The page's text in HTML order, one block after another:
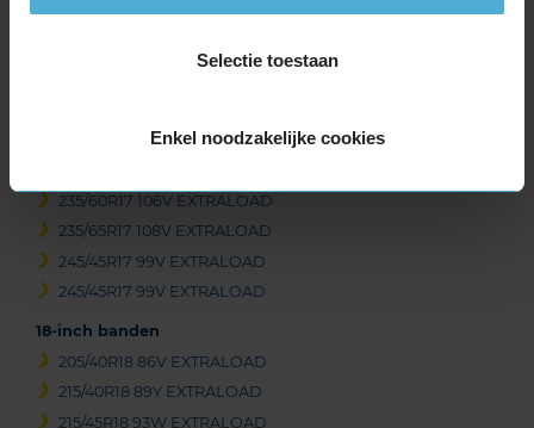
Selectie toestaan
Enkel noodzakelijke cookies
225/55R17 97H
235/55R17 103V EXTRALOAD
235/60R17 106V EXTRALOAD
235/65R17 108V EXTRALOAD
245/45R17 99V EXTRALOAD
245/45R17 99V EXTRALOAD
18-inch banden
205/40R18 86V EXTRALOAD
215/40R18 89Y EXTRALOAD
215/45R18 93W EXTRALOAD